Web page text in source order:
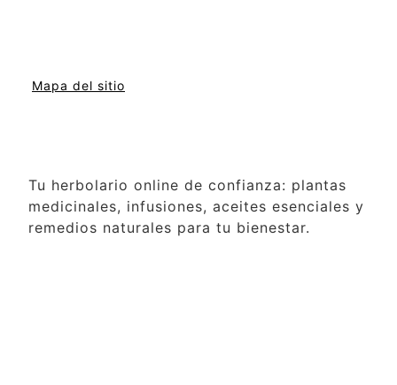
Mapa del sitio
Tu herbolario online de confianza: plantas
medicinales, infusiones, aceites esenciales y
remedios naturales para tu bienestar.